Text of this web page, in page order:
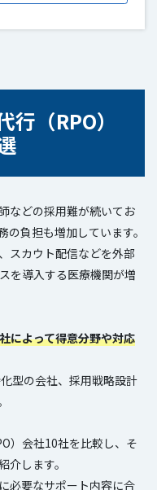
（RPO）
などの採用難が続いてお
負担も増加しています。
スカウト配信などを外部
を導入する医療機関が増
によって得意分野や対応
型の会社、採用戦略設計
）会社10社を比較し、そ
します。
必要なサポート内容に合